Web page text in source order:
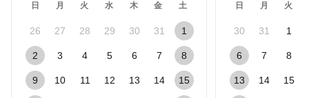
日 月 火 水 木 金 土
26 27 28 29 30 31 1
2 3 4 5 6 7 8
9 10 11 12 13 14 15
日 月 火
30 31 1
6 7 8
13 14 15